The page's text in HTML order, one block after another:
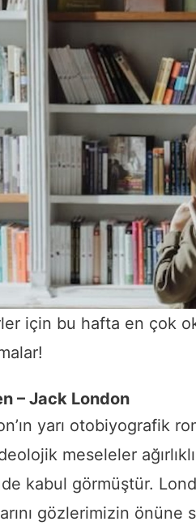
için bu hafta en çok
– Jack London
yarı otobiyografik
meseleler
kabul görmüştür.
gözlerimizin